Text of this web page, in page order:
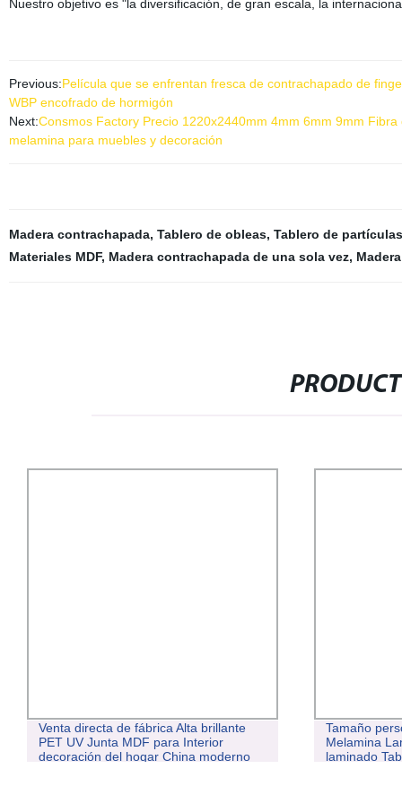
Nuestro objetivo es "la diversificación, de gran escala, la
Previous:Película que se enfrentan fresca de contrachapado de
WBP encofrado de hormigón
Next:Consmos Factory Precio 1220x2440mm 4mm 6mm 9mm
melamina para muebles y decoración
Madera contrachapada, Tablero de obleas, Tablero de
Materiales MDF, Madera contrachapada de una sola vez,
Venta directa de fábrica Alta brillante
PET UV Junta MDF para Interior
decoración del hogar China moderno
Tamaño
Melamina
laminado